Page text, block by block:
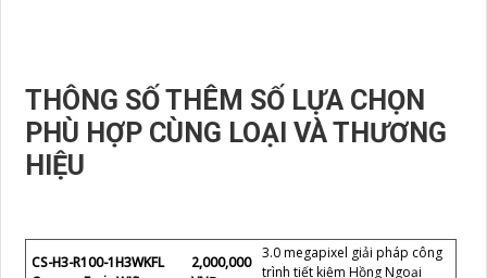
THÔNG SỐ THÊM SỐ LỰA CHỌN
PHÙ HỢP CÙNG LOẠI VÀ THƯƠNG
HIỆU
CS-H3-R100-1H3WKFL
2,000,000
3.0 megapixel giải pháp công
trình tiết kiệm Hồng Ngoại